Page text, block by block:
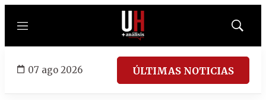
Menú
Mostrar
07 ago 2026 ÚLTIMAS NOTICIAS